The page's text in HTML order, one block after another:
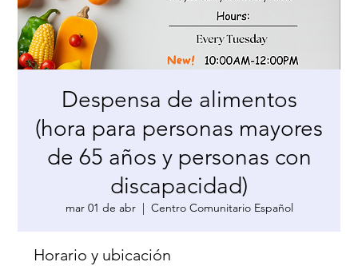
Despensa de alimentos
(hora para personas mayores
de 65 años y personas con
discapacidad)
mar 01 de abr
  |
Centro Comunitario Español
Horario y ubicación